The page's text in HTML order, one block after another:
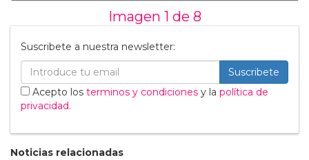
Imagen 1 de 8
Suscribete a nuestra newsletter:
Suscribete
Acepto los terminos y condiciones y la política de
privacidad.
Noticias relacionadas